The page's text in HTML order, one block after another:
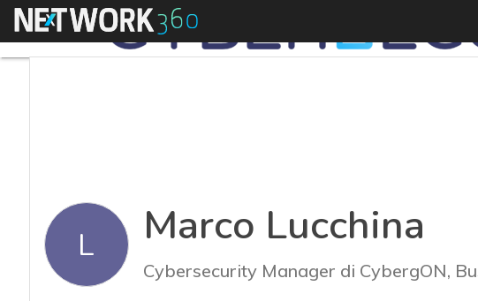
Menu
L Marco Lucchina
Cybersecurity Manager di CybergON,